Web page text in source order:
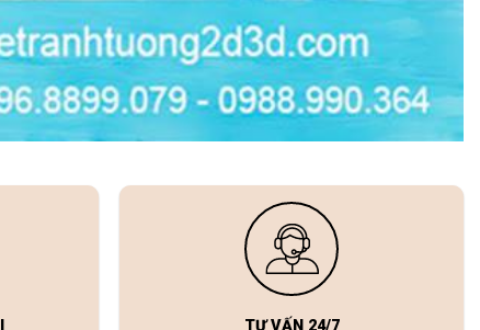
TƯ VẤN 24/7